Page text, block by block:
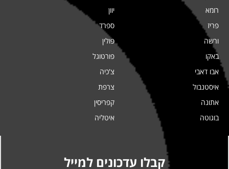
רומא
פריז
ורשה
באקו
אבו דאבי
איסטנבול
אתונה
בוגוטה
יוון
ספרד
פולין
פורטוגל
צ'כיה
צרפת
קפריסין
איטליה
קבלו עדכונים למייל